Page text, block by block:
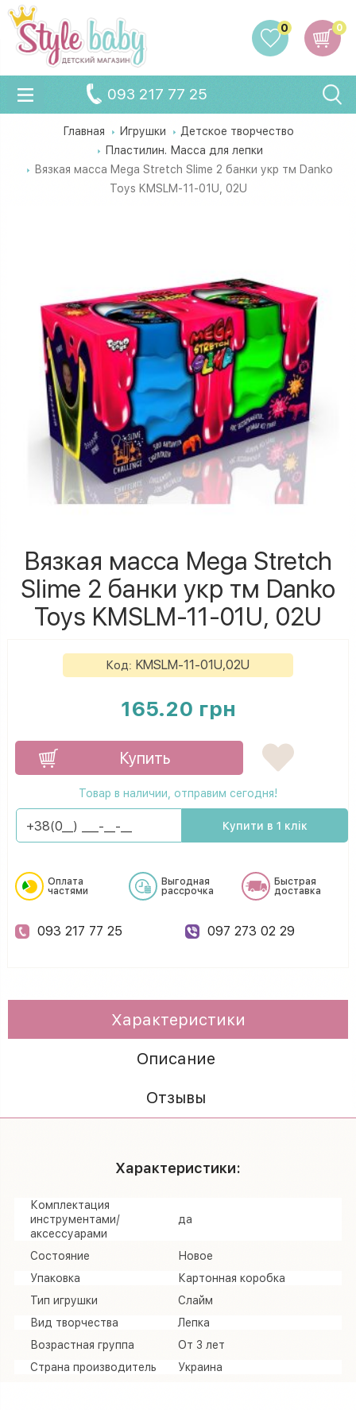
0
0
093 217 77 25
Главная Игрушки
Детское творчество
Пластилин. Масса для лепки
Вязкая масса Mega Stretch Slime 2 банки укр тм Danko
Toys KMSLM-11-01U, 02U
Вязкая масса Mega Stretch
Slime 2 банки укр тм Danko
Toys KMSLM-11-01U, 02U
Код: KMSLM-11-01U,02U
165.20 грн
Купить
Товар в наличии, отправим сегодня!
Купити в 1 клік
Оплата
частями
Выгодная
рассрочка
Быстрая
доставка
093 217 77 25 097 273 02 29
Характеристики
Описание
Отзывы
Характеристики:
Комплектация
инструментами/
аксессуарами
да
Состояние
Новое
Упаковка
Картонная коробка
Тип игрушки
Слайм
Вид творчества
Лепка
Возрастная группа
От 3 лет
Страна производитель
Украина